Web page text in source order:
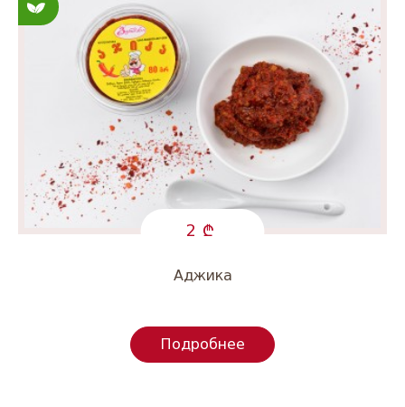
Постные
2
Аджика
Подробнее